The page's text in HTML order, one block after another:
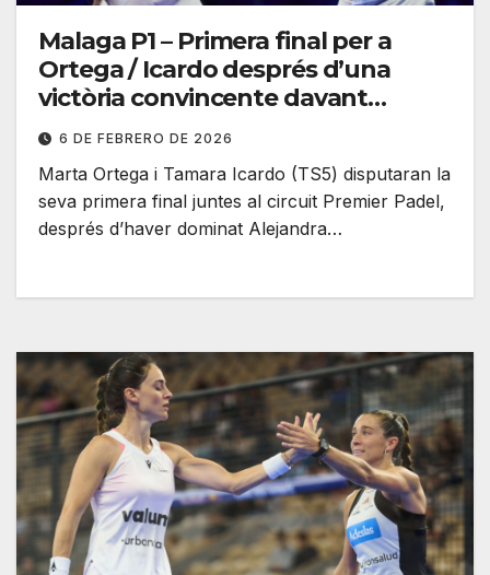
Malaga P1 – Primera final per a
Ortega / Icardo després d’una
victòria convincente davant
Alonso / Jensen
6 DE FEBRERO DE 2026
Marta Ortega i Tamara Icardo (TS5) disputaran la
seva primera final juntes al circuit Premier Padel,
després d’haver dominat Alejandra…